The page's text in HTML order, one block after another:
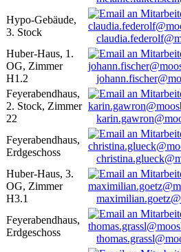
Hypo-Gebäude,
3. Stock
Huber-Haus, 1.
OG, Zimmer
H1.2
Feyerabendhaus,
2. Stock, Zimmer
22
Feyerabendhaus,
Erdgeschoss
Huber-Haus, 3.
OG, Zimmer
H3.1
Feyerabendhaus,
Erdgeschoss